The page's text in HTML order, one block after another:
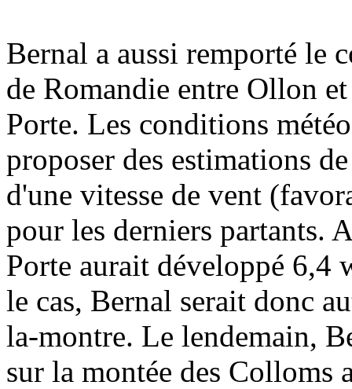
Bernal a aussi remporté le
de Romandie entre Ollon
Porte. Les conditions
proposer des estimations
d'une vitesse de vent
pour les derniers partants.
Porte aurait développé 6,4
le cas, Bernal serait donc
la-montre. Le lendemain,
sur la montée des Colloms